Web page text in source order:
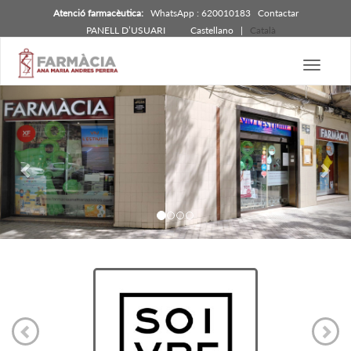
Atenció farmacèutica: WhatsApp : 620010183
Contactar
PANELL D’USUARI
Castellano| Català